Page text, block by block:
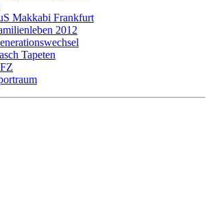
Makkabi Frankfurt
2012
Tapeten